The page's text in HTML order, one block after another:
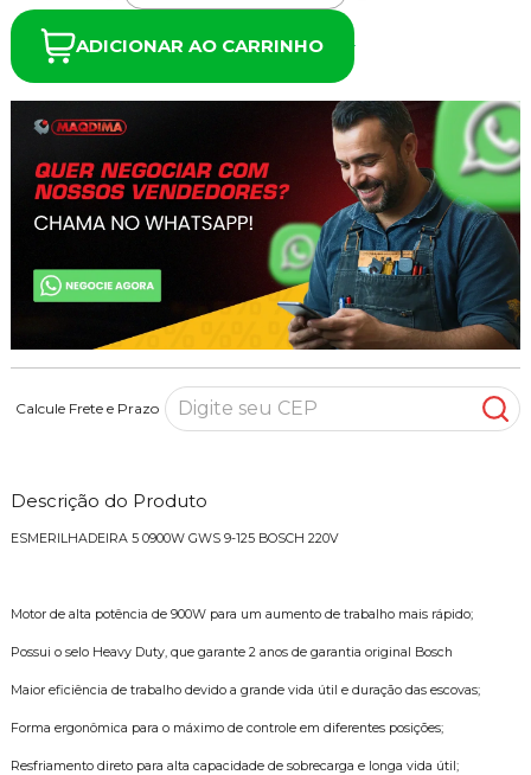
ADICIONAR AO CARRINHO
Calcule Frete e Prazo
Descrição do Produto
ESMERILHADEIRA 5 0900W GWS 9-125 BOSCH 220V
Motor de alta potência de 900W para um aumento de trabalho mais rápido;
Possui o selo Heavy Duty, que garante 2 anos de garantia original Bosch
Maior eficiência de trabalho devido a grande vida útil e duração das escovas;
Forma ergonômica para o máximo de controle em diferentes posições;
Resfriamento direto para alta capacidade de sobrecarga e longa vida útil;